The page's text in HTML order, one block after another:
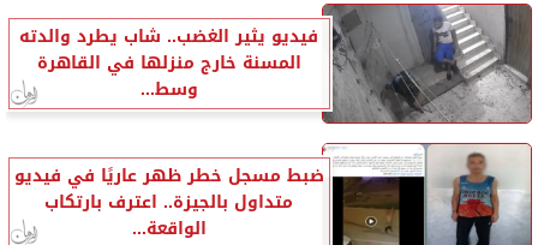
فيديو يثير الغضب.. شاب يطرد والدته
المسنة خارج منزلها في القاهرة
وسط...
ضبط مسجل خطر ظهر عاريًا في فيديو
متداول بالجيزة.. اعترف بارتكاب
الواقعة...